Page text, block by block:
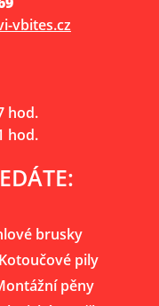
vbites.cz
hod.
hod.
brusky
Kotoučové pily
pěny